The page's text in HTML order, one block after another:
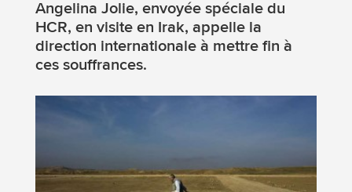
Angelina Jolie, envoyée spéciale du
HCR, en visite en Irak, appelle la
direction internationale à mettre fin à
ces souffrances.